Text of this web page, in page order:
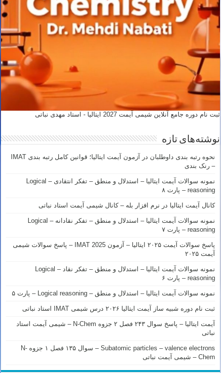
ثبت نام دوره جامع آنلاین شیمی آیمت 2027 ایتالیا - استاد مهدی نباتی
نوشته‌های تازه
نحوه رتبه بندی داوطلبان در آزمون آیمت ایتالیا؛ قوانین کامل رتبه بندی IMAT
– رنک بندی
نمونه سوالات آیمت ایتالیا – استدلال و منطق – تفکر انتقادی – Logical
reasoning – پارت ۸
کانال آیمت ایتالیا در نرم افزار بله – کانال شیمی آیمت استاد نباتی
نمونه سوالات آیمت ایتالیا – استدلال و منطق – تفکر نقادانه – Logical
reasoning – پارت ۷
پاسخ سوالات آیمت ۲۰۲۵ ایتالیا – آزمون IMAT 2025 – پاسخ سوالات شیمی
آیمت ۲۰۲۵
نمونه سوالات آیمت ایتالیا – استدلال و منطق – تفکر نقاد – Logical
reasoning – پارت ۶
نمونه سوالات آیمت ایتالیا – استدلال و منطق – Logical reasoning – پارت ۵
ثبت نام دوره شبیه ساز آیمت ایتالیا ۲۰۲۶ درس شیمی IMAT استاد نباتی
آیمت ایتالیا – پاسخ سوال ۲۴۳ فصل ۲ جزوه N-Chem – شیمی آیمت استاد
نباتی
Subatomic particles – valence electrons – سوال ۱۳۵ فصل ۱ جزوه N-
Chem – شیمی آیمت نباتی